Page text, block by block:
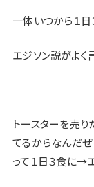
一体いつから１
エジソン説がよく
トースターを売
てるからなんだ
って１日３食に→